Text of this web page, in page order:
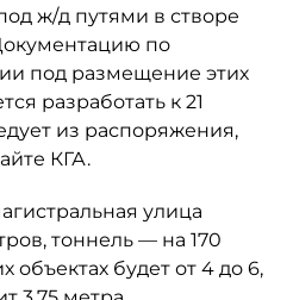
ж/д путями в створе
по
под размещение этих
разработать к 21
из распоряжения,
КГА.
улица
тоннель — на 170
объектах будет от 4 до 6,